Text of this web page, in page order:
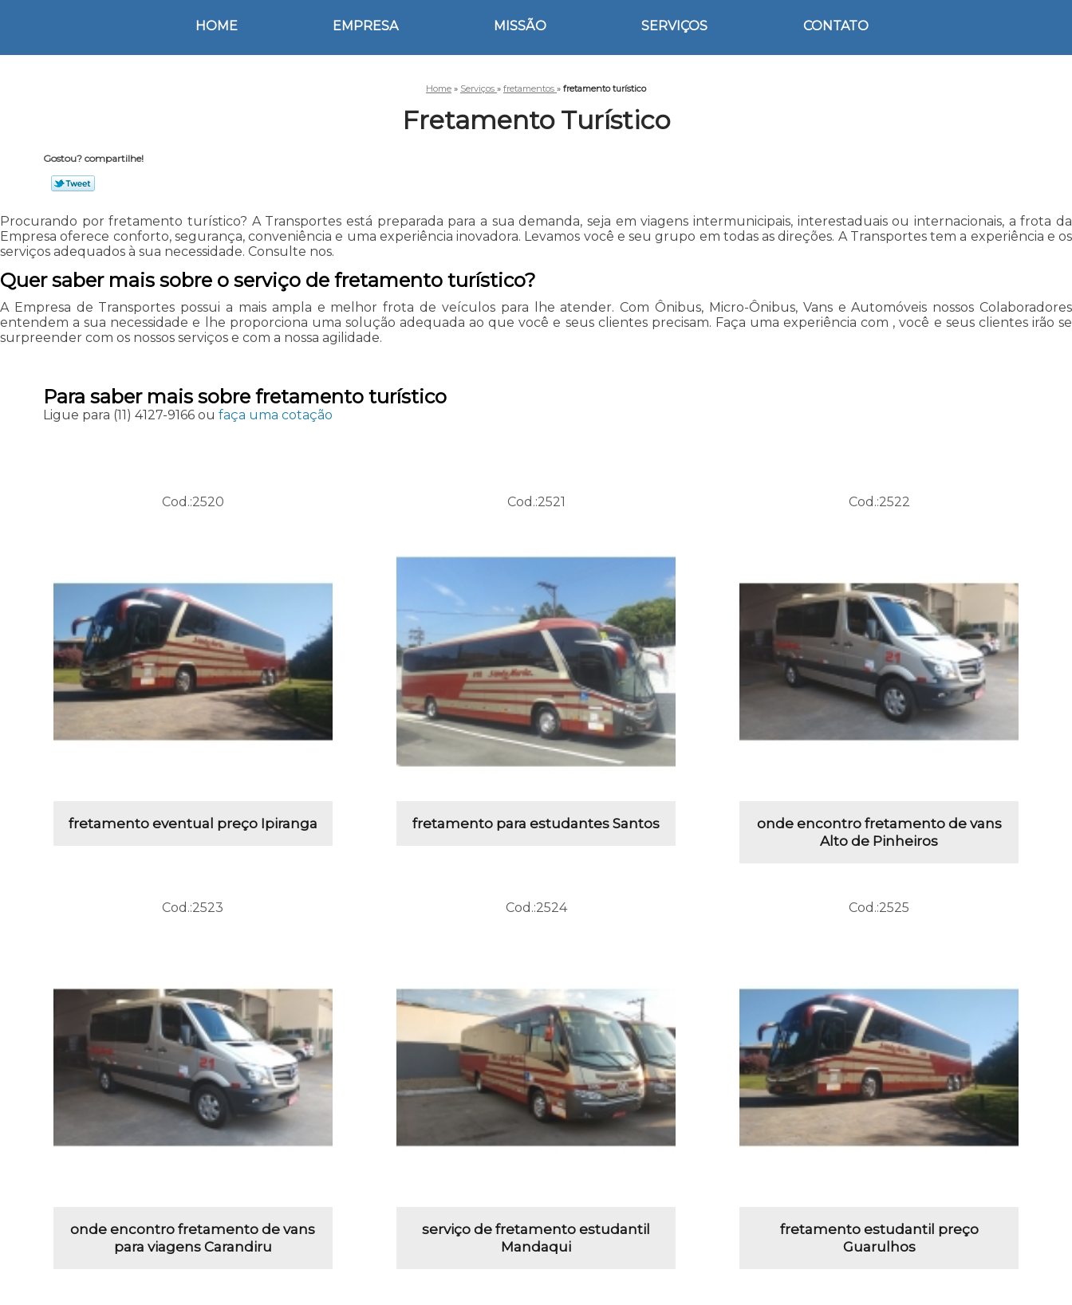
HOME EMPRESA MISSÃO SERVIÇOS CONTATO
Home » Serviços » fretamentos » fretamento turístico
Fretamento Turístico
Gostou? compartilhe!
Procurando por fretamento turístico? A Transportes está preparada para a sua demanda, seja em viagens intermunicipais, interestaduais ou internacionais, a frota da
Empresa oferece conforto, segurança, conveniência e uma experiência inovadora. Levamos você e seu grupo em todas as direções. A Transportes tem a experiência e os
serviços adequados à sua necessidade. Consulte nos.
Quer saber mais sobre o serviço de fretamento turístico?
A Empresa de Transportes possui a mais ampla e melhor frota de veículos para lhe atender. Com Ônibus, Micro-Ônibus, Vans e Automóveis nossos Colaboradores
entendem a sua necessidade e lhe proporciona uma solução adequada ao que você e seus clientes precisam. Faça uma experiência com , você e seus clientes irão se
surpreender com os nossos serviços e com a nossa agilidade.
Para saber mais sobre fretamento turístico
Ligue para (11) 4127-9166ou faça uma cotação
Cod.:2520
fretamento eventual preço Ipiranga
Cod.:2521
fretamento para estudantes Santos
Cod.:2522
onde encontro fretamento de vans
Alto de Pinheiros
Cod.:2523
onde encontro fretamento de vans
para viagens Carandiru
Cod.:2524
serviço de fretamento estudantil
Mandaqui
Cod.:2525
fretamento estudantil preço
Guarulhos